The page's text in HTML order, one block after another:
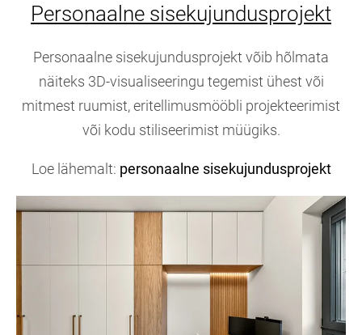
Personaalne sisekujundusprojekt
Personaalne sisekujundusprojekt võib hõlmata
näiteks 3D-visualiseeringu tegemist ühest või
mitmest ruumist, eritellimusmööbli projekteerimist
või kodu stiliseerimist müügiks.
Loe lähemalt: personaalne sisekujundusprojekt